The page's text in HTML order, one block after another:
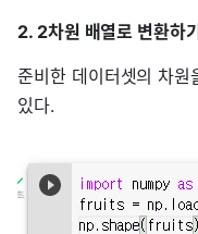
2. 2차원 배열로 변환하
준비한 데이터셋의 차
있다.